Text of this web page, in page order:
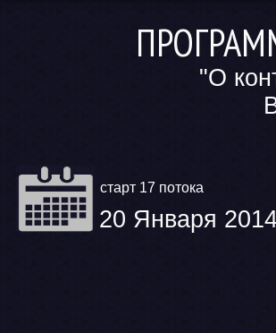
"О
старт 17 потока
20 Января